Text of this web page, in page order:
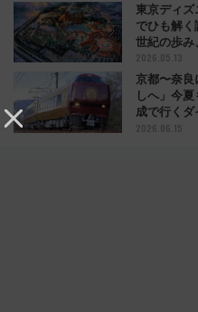
東京ディ
でひも解
世紀の歩み
も
2026.05.13
京都〜奈良
しへ」今
成で行く
ド
2026.06.15